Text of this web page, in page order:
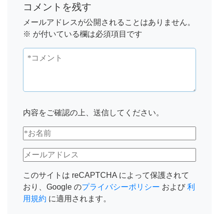
コメントを残す
メールアドレスが公開されることはありません。
※ が付いている欄は必須項目です
内容をご確認の上、送信してください。
このサイトは reCAPTCHA によって保護されて
おり、Google のプライバシーポリシー および 利
用規約 に適用されます。